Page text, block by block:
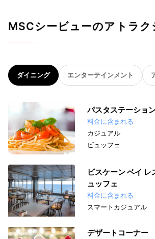
MSCシービューのアトラク
ダイニング エンターテインメント
パスタステーショ
料金に含まれる
カジュアル
ビュッフェ
ビスケーン ベイ
ュッフェ
料金に含まれる
スマートカジュアル
デザートコーナー